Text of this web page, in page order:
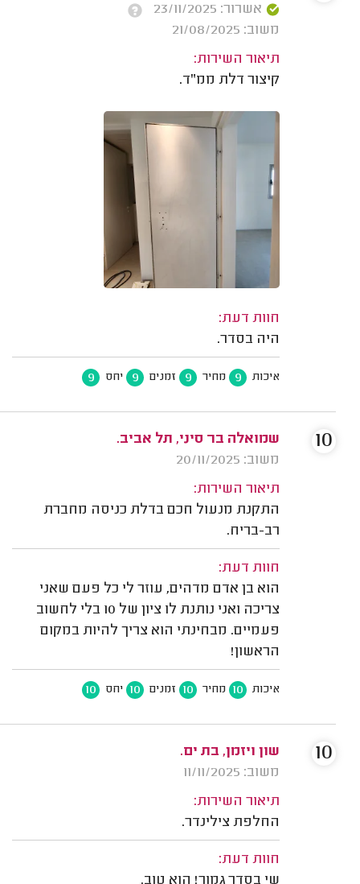
אשרור: 23/11/2025
משוב: 21/08/2025
תיאור השירות:
קיצור דלת ממ"ד.
חוות דעת:
היה בסדר.
איכות 9 מחיר 9 זמנים 9 יחס 9
שמואלה בר סיני, תל אביב.
משוב: 20/11/2025
תיאור השירות:
התקנת מנעול חכם בדלת כניסה מחברת
רב-בריח.
חוות דעת:
הוא בן אדם מדהים, עוזר לי כל פעם שאני
צריכה ואני נותנת לו ציון של 10 בלי לחשוב
פעמיים. מבחינתי הוא צריך להיות במקום
הראשון!
איכות 10 מחיר 10 זמנים 10 יחס 10
10
שון ויזמן, בת ים.
משוב: 11/11/2025
תיאור השירות:
החלפת צילינדר.
חוות דעת:
שי בסדר גמור! הוא טוב.
10